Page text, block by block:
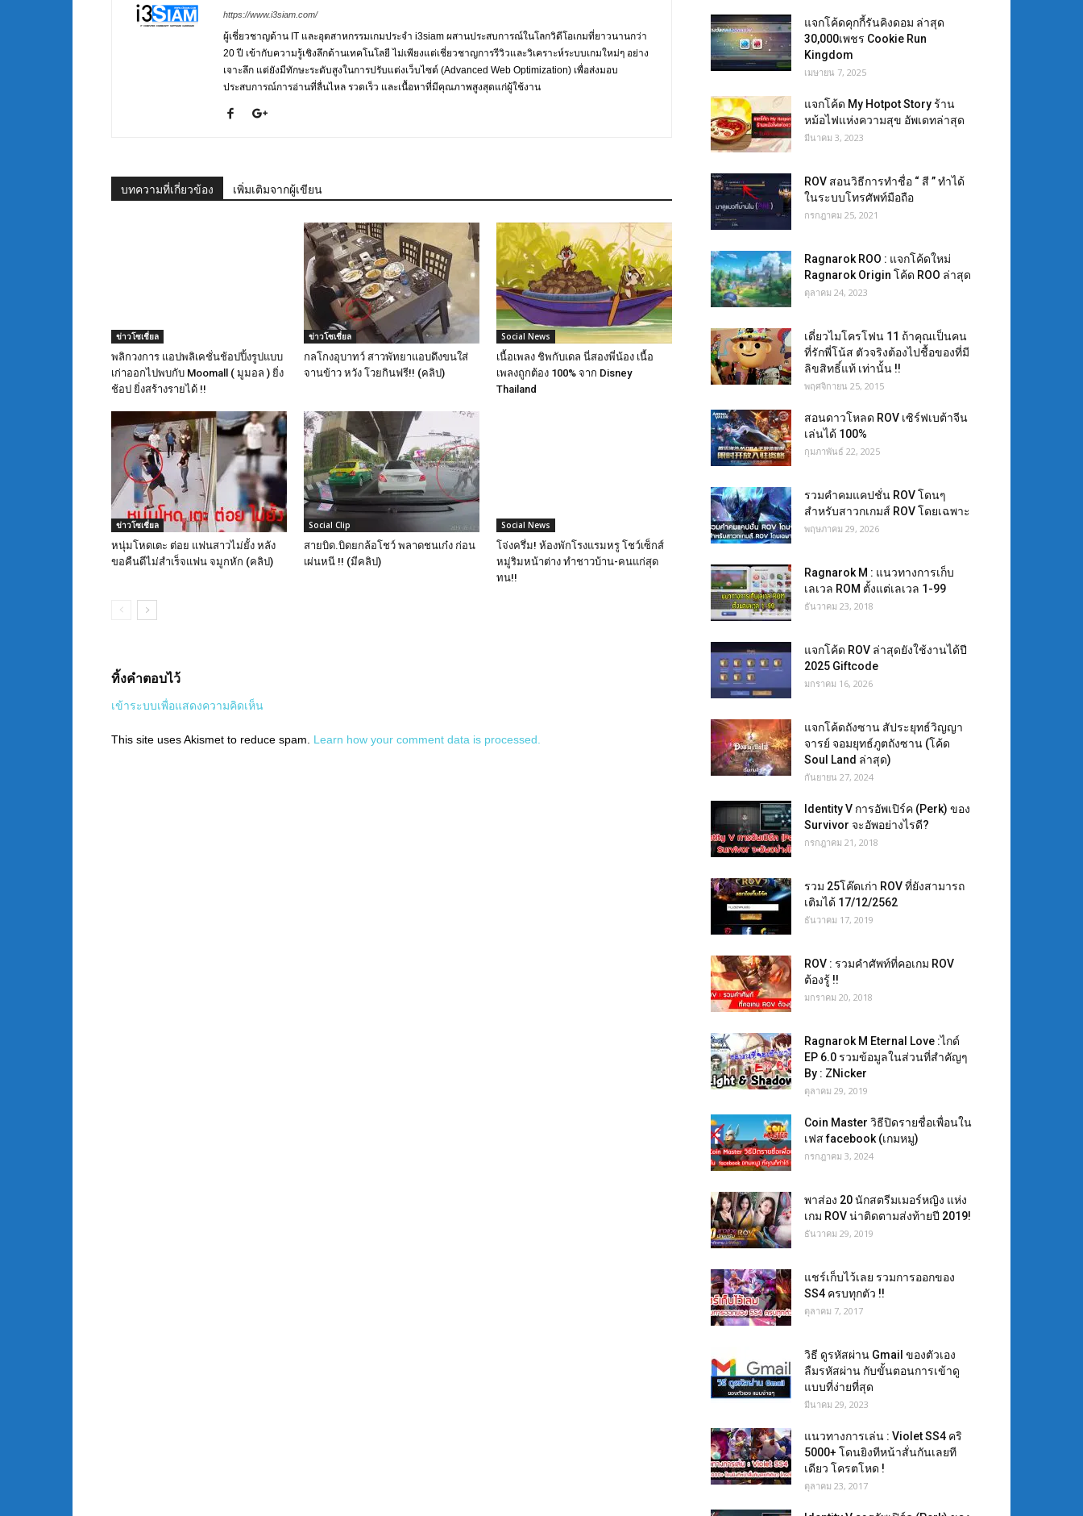
https://www.i3siam.com/
ผู้เชี่ยวชาญด้าน IT และอุตสาหกรรมเกมประจำ i3siam ผสานประสบการณ์ในโลกวิดีโอเกมที่ยาวนานกว่า
20 ปี เข้ากับความรู้เชิงลึกด้านเทคโนโลยี ไม่เพียงแต่เชี่ยวชาญการรีวิวและวิเคราะห์ระบบเกมใหม่ๆ อย่าง
เจาะลึก แต่ยังมีทักษะระดับสูงในการปรับแต่งเว็บไซต์ (Advanced Web Optimization) เพื่อส่งมอบ
ประสบการณ์การอ่านที่ลื่นไหล รวดเร็ว และเนื้อหาที่มีคุณภาพสูงสุดแก่ผู้ใช้งาน
บทความที่เกี่ยวข้อง เพิ่มเติมจากผู้เขียน
ข่าวโซเชี่ยล
พลิกวงการ แอปพลิเคชั่นช้อปปิ้งรูปแบบ
เก่าออกไปพบกับ Moomall ( มูมอล ) ยิ่ง
ช้อป ยิ่งสร้างรายได้ !!
ข่าวโซเชี่ยล
กลโกงอุบาทว์ สาวพัทยาแอบดึงขนใส่
จานข้าว หวัง โวยกินฟรี!! (คลิป)
Social News
เนื้อเพลง ชิพกับเดล นี่สองพี่น้อง เนื้อ
เพลงถูกต้อง 100% จาก Disney
Thailand
ข่าวโซเชี่ยล
หนุ่มโหดเตะ ต่อย แฟนสาวไม่ยั้ง หลัง
ขอคืนดีไม่สำเร็จแฟน จมูกหัก (คลิป)
Social Clip
สายบิด.บิดยกล้อโชว์ พลาดชนเก๋ง ก่อน
เผ่นหนี !! (มีคลิป)
Social News
โจ่งครึ่ม! ห้องพักโรงแรมหรู โชว์เซ็กส์
หมู่ริมหน้าต่าง ทำชาวบ้าน-คนแก่สุด
ทน!!
ทิ้งคำตอบไว้
เข้าระบบเพื่อแสดงความคิดเห็น
This site uses Akismet to reduce spam. Learn how your comment data is processed.
แจกโค้ดคุกกี้รันคิงดอม ล่าสุด
30,000เพชร Cookie Run
Kingdom
เมษายน 7, 2025
แจกโค้ด My Hotpot Story ร้าน
หม้อไฟแห่งความสุข อัพเดทล่าสุด
มีนาคม 3, 2023
ROV สอนวิธีการทำชื่อ “ สี ” ทำได้
ในระบบโทรศัพท์มือถือ
กรกฎาคม 25, 2021
Ragnarok ROO : แจกโค้ดใหม่
Ragnarok Origin โค้ด ROO ล่าสุด
ตุลาคม 24, 2023
เดี่ยวไมโครโฟน 11 ถ้าคุณเป็นคน
ที่รักพี่โน้ส ตัวจริงต้องไปชื้อของที่มี
ลิขสิทธิ์แท้ เท่านั้น !!
พฤศจิกายน 25, 2015
สอนดาวโหลด ROV เซิร์ฟเบต้าจีน
เล่นได้ 100%
กุมภาพันธ์ 22, 2025
รวมคำคมแคปชั่น ROV โดนๆ
สำหรับสาวกเกมส์ ROV โดยเฉพาะ
พฤษภาคม 29, 2026
Ragnarok M : แนวทางการเก็บ
เลเวล ROM ตั้งแต่เลเวล 1-99
ธันวาคม 23, 2018
แจกโค้ด ROV ล่าสุดยังใช้งานได้ปี
2025 Giftcode
มกราคม 16, 2026
แจกโค้ดถังซาน สัประยุทธ์วิญญา
จารย์ จอมยุทธ์ภูตถังซาน (โค้ด
Soul Land ล่าสุด)
กันยายน 27, 2024
Identity V การอัพเปิร์ค (Perk) ของ
Survivor จะอัพอย่างไรดี?
กรกฎาคม 21, 2018
รวม 25โค๊ดเก่า ROV ที่ยังสามารถ
เติมได้ 17/12/2562
ธันวาคม 17, 2019
ROV : รวมคำศัพท์ที่คอเกม ROV
ต้องรู้ !!
มกราคม 20, 2018
Ragnarok M Eternal Love :ไกด์
EP 6.0 รวมข้อมูลในส่วนที่สำคัญๆ
By : ZNicker
ตุลาคม 29, 2019
Coin Master วิธีปิดรายชื่อเพื่อนใน
เฟส facebook (เกมหมู)
กรกฎาคม 3, 2024
พาส่อง 20 นักสตรีมเมอร์หญิง แห่ง
เกม ROV น่าติดตามส่งท้ายปี 2019!
ธันวาคม 29, 2019
แชร์เก็บไว้เลย รวมการออกของ
SS4 ครบทุกตัว !!
ตุลาคม 7, 2017
วิธี ดูรหัสผ่าน Gmail ของตัวเอง
ลืมรหัสผ่าน กับขั้นตอนการเข้าดู
แบบที่ง่ายที่สุด
มีนาคม 29, 2023
แนวทางการเล่น : Violet SS4 คริ
5000+ โดนยิงทีหน้าสั่นกันเลยที
เดียว โครตโหด !
ตุลาคม 23, 2017